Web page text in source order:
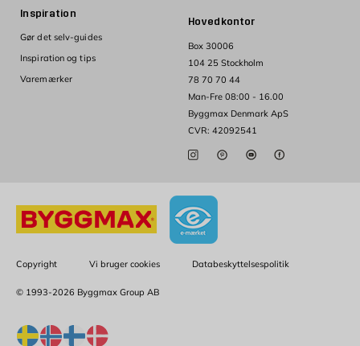
Hovedkontor
Box 30006
104 25 Stockholm
78 70 70 44
Man-Fre 08:00 - 16.00
Byggmax Denmark ApS
CVR: 42092541
Inspiration
Gør det selv-guides
Inspiration og tips
Varemærker
Copyright Vi bruger cookies Databeskyttelsespolitik
© 1993-2026 Byggmax Group AB